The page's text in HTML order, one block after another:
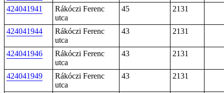
424041941
Rákóczi Ferenc
utca
45 2131
424041944
Rákóczi Ferenc
utca
43 2131
424041946
Rákóczi Ferenc
utca
43 2131
424041949
Rákóczi Ferenc
utca
43 2131